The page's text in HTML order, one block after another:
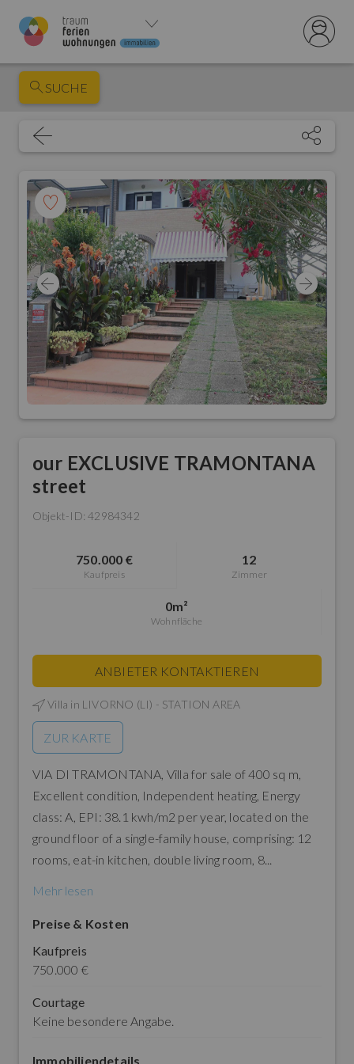
SUCHE
our EXCLUSIVE TRAMONTANA
street
Objekt-ID: 42984342
750.000 €
Kaufpreis
12
Zimmer
0m²
Wohnfläche
ANBIETER KONTAKTIEREN
Villa in LIVORNO (LI) - STATION AREA
ZUR KARTE
VIA DI TRAMONTANA, Villa for sale of 400 sq m,
Excellent condition, Independent heating, Energy
class: A, EPI: 38.1 kwh/m2 per year, located on the
ground floor of a single-family house, comprising: 12
rooms, eat-in kitchen, double living room, 8...
Mehr lesen
Preise & Kosten
Kaufpreis
750.000 €
Courtage
Keine besondere Angabe.
Immobiliendetails